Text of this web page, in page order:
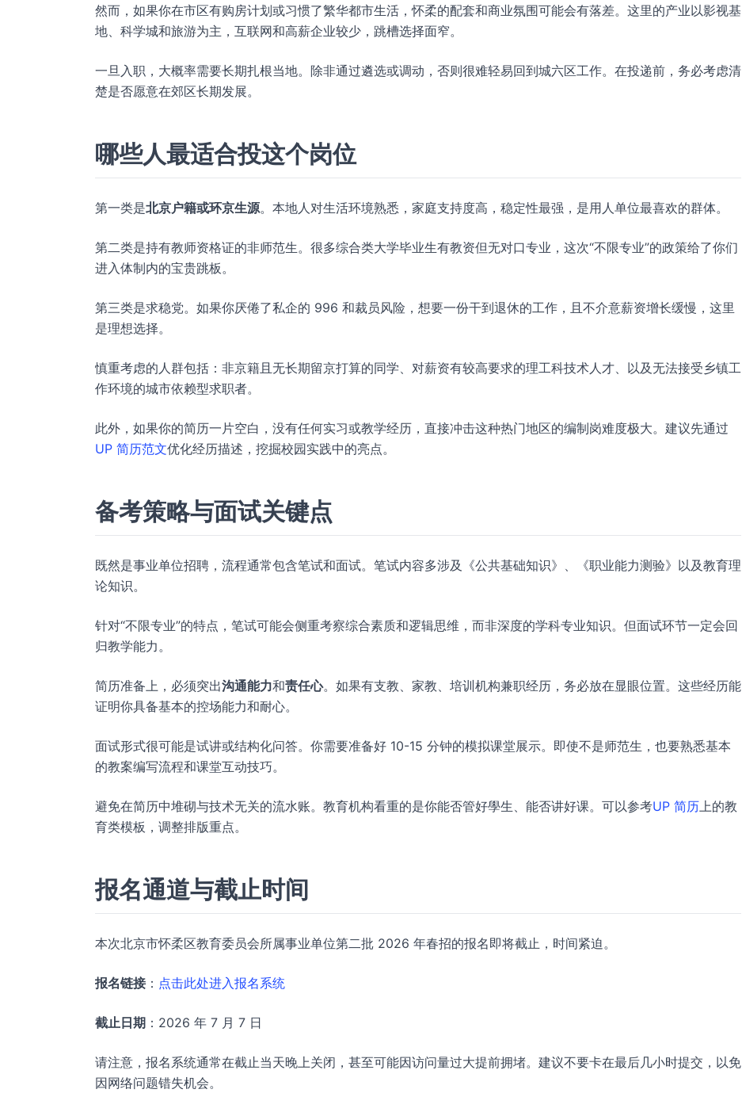
然而，如果你在市区有购房计划或习惯了繁华都市生活，怀柔的配套和商业氛围可能会有落差。这里的产业以影视基
地、科学城和旅游为主，互联网和高薪企业较少，跳槽选择面窄。
一旦入职，大概率需要长期扎根当地。除非通过遴选或调动，否则很难轻易回到城六区工作。在投递前，务必考虑清
楚是否愿意在郊区长期发展。
哪些人最适合投这个岗位
第一类是北京户籍或环京生源。本地人对生活环境熟悉，家庭支持度高，稳定性最强，是用人单位最喜欢的群体。
第二类是持有教师资格证的非师范生。很多综合类大学毕业生有教资但无对口专业，这次“不限专业”的政策给了你们
进入体制内的宝贵跳板。
第三类是求稳党。如果你厌倦了私企的 996 和裁员风险，想要一份干到退休的工作，且不介意薪资增长缓慢，这里
是理想选择。
慎重考虑的人群包括：非京籍且无长期留京打算的同学、对薪资有较高要求的理工科技术人才、以及无法接受乡镇工
作环境的城市依赖型求职者。
此外，如果你的简历一片空白，没有任何实习或教学经历，直接冲击这种热门地区的编制岗难度极大。建议先通过
UP 简历范文优化经历描述，挖掘校园实践中的亮点。
备考策略与面试关键点
既然是事业单位招聘，流程通常包含笔试和面试。笔试内容多涉及《公共基础知识》、《职业能力测验》以及教育理
论知识。
针对“不限专业”的特点，笔试可能会侧重考察综合素质和逻辑思维，而非深度的学科专业知识。但面试环节一定会回
归教学能力。
简历准备上，必须突出沟通能力和责任心。如果有支教、家教、培训机构兼职经历，务必放在显眼位置。这些经历能
证明你具备基本的控场能力和耐心。
面试形式很可能是试讲或结构化问答。你需要准备好 10-15 分钟的模拟课堂展示。即使不是师范生，也要熟悉基本
的教案编写流程和课堂互动技巧。
避免在简历中堆砌与技术无关的流水账。教育机构看重的是你能否管好學生、能否讲好课。可以参考UP 简历上的教
育类模板，调整排版重点。
报名通道与截止时间
本次北京市怀柔区教育委员会所属事业单位第二批 2026 年春招的报名即将截止，时间紧迫。
报名链接： 点击此处进入报名系统
截止日期 ：2026 年 7 月 7 日
请注意，报名系统通常在截止当天晚上关闭，甚至可能因访问量过大提前拥堵。建议不要卡在最后几小时提交，以免
因网络问题错失机会。